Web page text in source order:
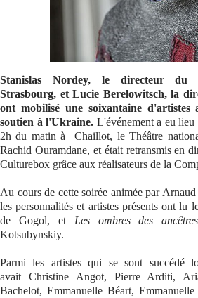
Stanislas Nordey, le directeur du
Strasbourg, et Lucie Berelowitsch, la
ont mobilisé une soixantaine d'artistes
soutien à l'Ukraine. L'événement a eu
2h du matin à Chaillot, le Théâtre
Rachid Ouramdane, et était retransmis en
Culturebox grâce aux réalisateurs de la
Au cours de cette soirée animée par
les personnalités et artistes présents ont lu
de Gogol, etLes ombres des
Kotsubynskiy.
Parmi les artistes qui se sont succédé
avait Christine Angot, Pierre Arditi,
Bachelot, Emmanuelle Béart,